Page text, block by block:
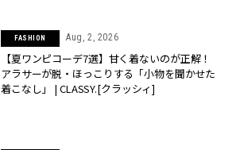
FASHION Aug, 2, 2026
【夏ワンピコーデ7選】甘く着ないのが正解！
アラサーが脱・ほっこりする「小物を聞かせた
着こなし」 | CLASSY.[クラッシィ]